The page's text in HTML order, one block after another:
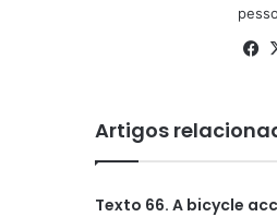
Artigos
Texto 66. A bicycle